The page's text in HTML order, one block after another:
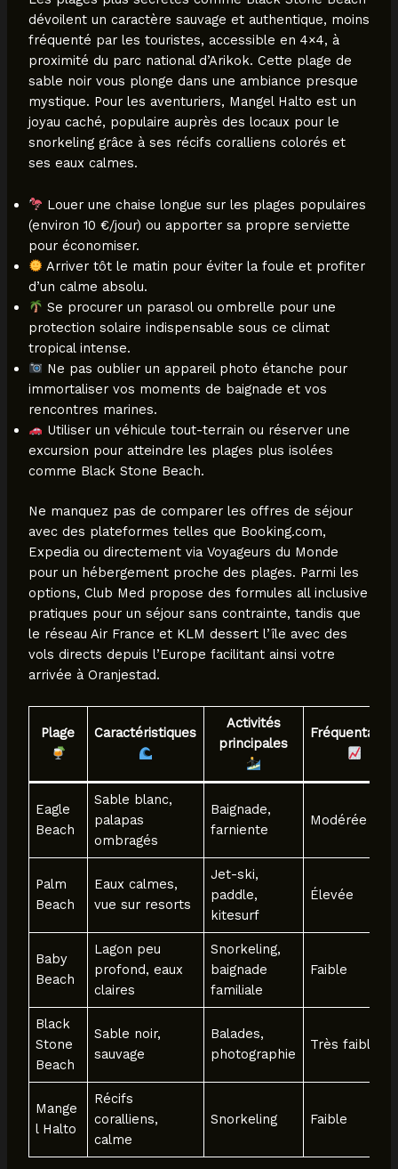
dévoilent un caractère sauvage et authentique, moins
fréquenté par les touristes, accessible en 4×4, à
proximité du parc national d’Arikok. Cette plage de
sable noir vous plonge dans une ambiance presque
mystique. Pour les aventuriers, Mangel Halto est un
joyau caché, populaire auprès des locaux pour le
snorkeling grâce à ses récifs coralliens colorés et
ses eaux calmes.
Louer une chaise longue sur les plages populaires
(environ 10 €/jour) ou apporter sa propre serviette
pour économiser.
Arriver tôt le matin pour éviter la foule et profiter
d’un calme absolu.
Se procurer un parasol ou ombrelle pour une
protection solaire indispensable sous ce climat
tropical intense.
Ne pas oublier un appareil photo étanche pour
immortaliser vos moments de baignade et vos
rencontres marines.
Utiliser un véhicule tout-terrain ou réserver une
excursion pour atteindre les plages plus isolées
comme Black Stone Beach.
Ne manquez pas de comparer les offres de séjour
avec des plateformes telles que Booking.com,
Expedia ou directement via Voyageurs du Monde
pour un hébergement proche des plages. Parmi les
options, Club Med propose des formules all inclusive
pratiques pour un séjour sans contrainte, tandis que
le réseau Air France et KLM dessert l’île avec des
vols directs depuis l’Europe facilitant ainsi votre
arrivée à Oranjestad.
Plage Caractéristiques
Activités
principales
Fréquentation
Eagle
Beach
Sable blanc,
palapas
ombragés
Baignade,
farniente
Modérée
Palm
Beach
Eaux calmes,
vue sur resorts
Jet-ski,
paddle,
kitesurf
Élevée
Baby
Beach
Lagon peu
profond, eaux
claires
Snorkeling,
baignade
familiale
Faible
Black
Stone
Beach
Sable noir,
sauvage
Balades,
photographie
Très faible
Mange
l Halto
Récifs
coralliens,
calme
Snorkeling Faible